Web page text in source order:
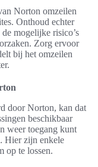
Norton omzeilen
Onthoud echter
mogelijke risico’s
Zorg ervoor
bij het omzeilen
door Norton, kan dat
beschikbaar
weer toegang kunt
Hier zijn enkele
op te lossen.